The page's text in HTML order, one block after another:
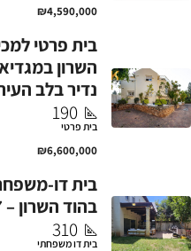
₪4,590,000
בית פרטי
השרון
נדיר בלב
190
בית פרטי
₪6,600,000
בית דו-
בהוד השרון – 7 חדרים
310
בית דו משפחתי